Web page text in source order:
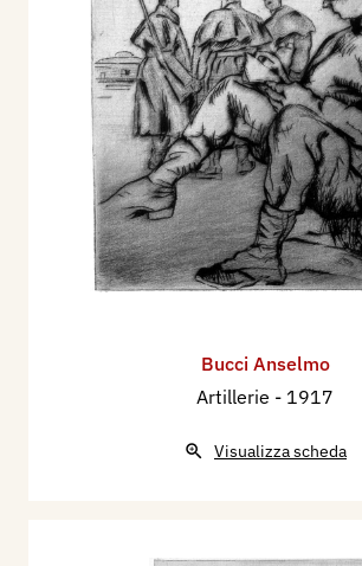
Bucci Anselmo
Artillerie - 1917
Visualizza scheda